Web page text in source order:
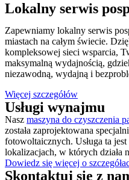
Lokalny serwis
Zapewniamy lokalny serwis
miastach na całym świecie.
kompleksowej sieci wsparcia,
maksymalną wydajnością,
niezawodną, wydajną i
Więcej szczegółów
Usługi wynajmu
Nasz maszyna do czyszczenia
została zaprojektowana
fotowoltaicznych. Usługa ta
lokalizacjach, w których działa
Dowiedz się więcej o
Skontaktuj się z